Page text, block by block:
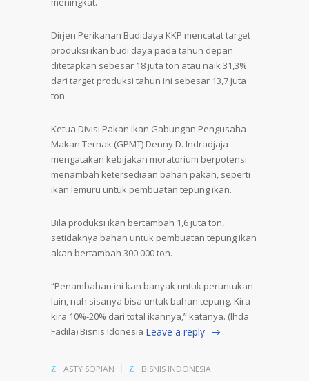
Dirjen Perikanan Budidaya KKP mencatat target
produksi ikan budi daya pada tahun depan
ditetapkan sebesar 18 juta ton atau naik 31,3%
dari target produksi tahun ini sebesar 13,7 juta
ton.
Ketua Divisi Pakan Ikan Gabungan Pengusaha
Makan Ternak (GPMT) Denny D. Indradjaja
mengatakan kebijakan moratorium berpotensi
menambah ketersediaan bahan pakan, seperti
ikan lemuru untuk pembuatan tepung ikan.
Bila produksi ikan bertambah 1,6 juta ton,
setidaknya bahan untuk pembuatan tepung ikan
akan bertambah 300.000 ton.
“Penambahan ini kan banyak untuk peruntukan
lain, nah sisanya bisa untuk bahan tepung. Kira-
kira 10%-20% dari total ikannya,” katanya. (Ihda
Fadila) Bisnis Idonesia Leave a reply
ASTY SOPIAN BISNIS INDONESIA